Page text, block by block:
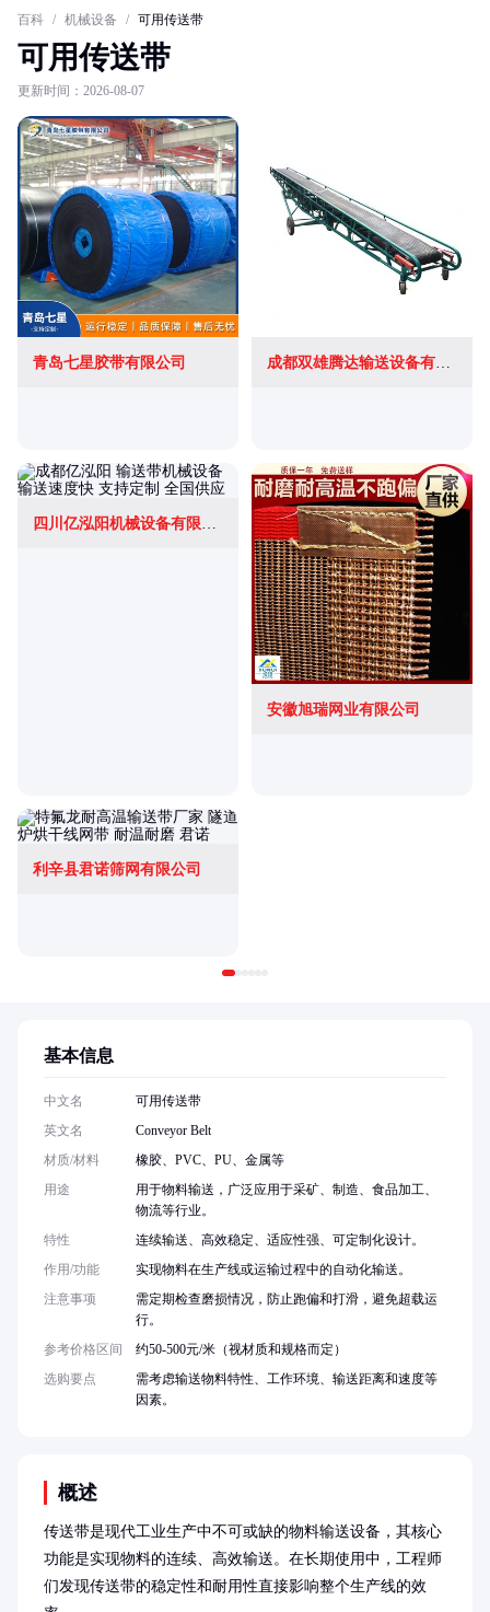
百科 / 机械设备 / 可用传送带
可用传送带
更新时间：2026-08-07
青岛七星胶带有限公司 成都双雄腾达输送设备有限公司
安徽旭瑞网业有限公司
利辛县君诺筛网有限公司
概述
传送带是现代工业生产中不可或缺的物料输送设备，其核心
功能是实现物料的连续、高效输送。在长期使用中，工程师
们发现传送带的稳定性和耐用性直接影响整个生产线的效
基本信息
中文名
可用传送带
英文名
Conveyor Belt
材质/材料
橡胶、PVC、PU、金属等
用途
用于物料输送，广泛应用于采矿、制造、食品加工、
物流等行业。
特性
连续输送、高效稳定、适应性强、可定制化设计。
作用/功能
实现物料在生产线或运输过程中的自动化输送。
注意事项
需定期检查磨损情况，防止跑偏和打滑，避免超载运
行。
参考价格区间
约50-500元/米（视材质和规格而定）
选购要点
需考虑输送物料特性、工作环境、输送距离和速度等
因素。